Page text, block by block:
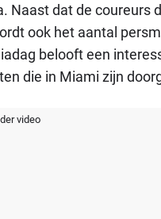
Naast dat de coureurs
ook het aantal
belooft een
die in Miami zijn
video